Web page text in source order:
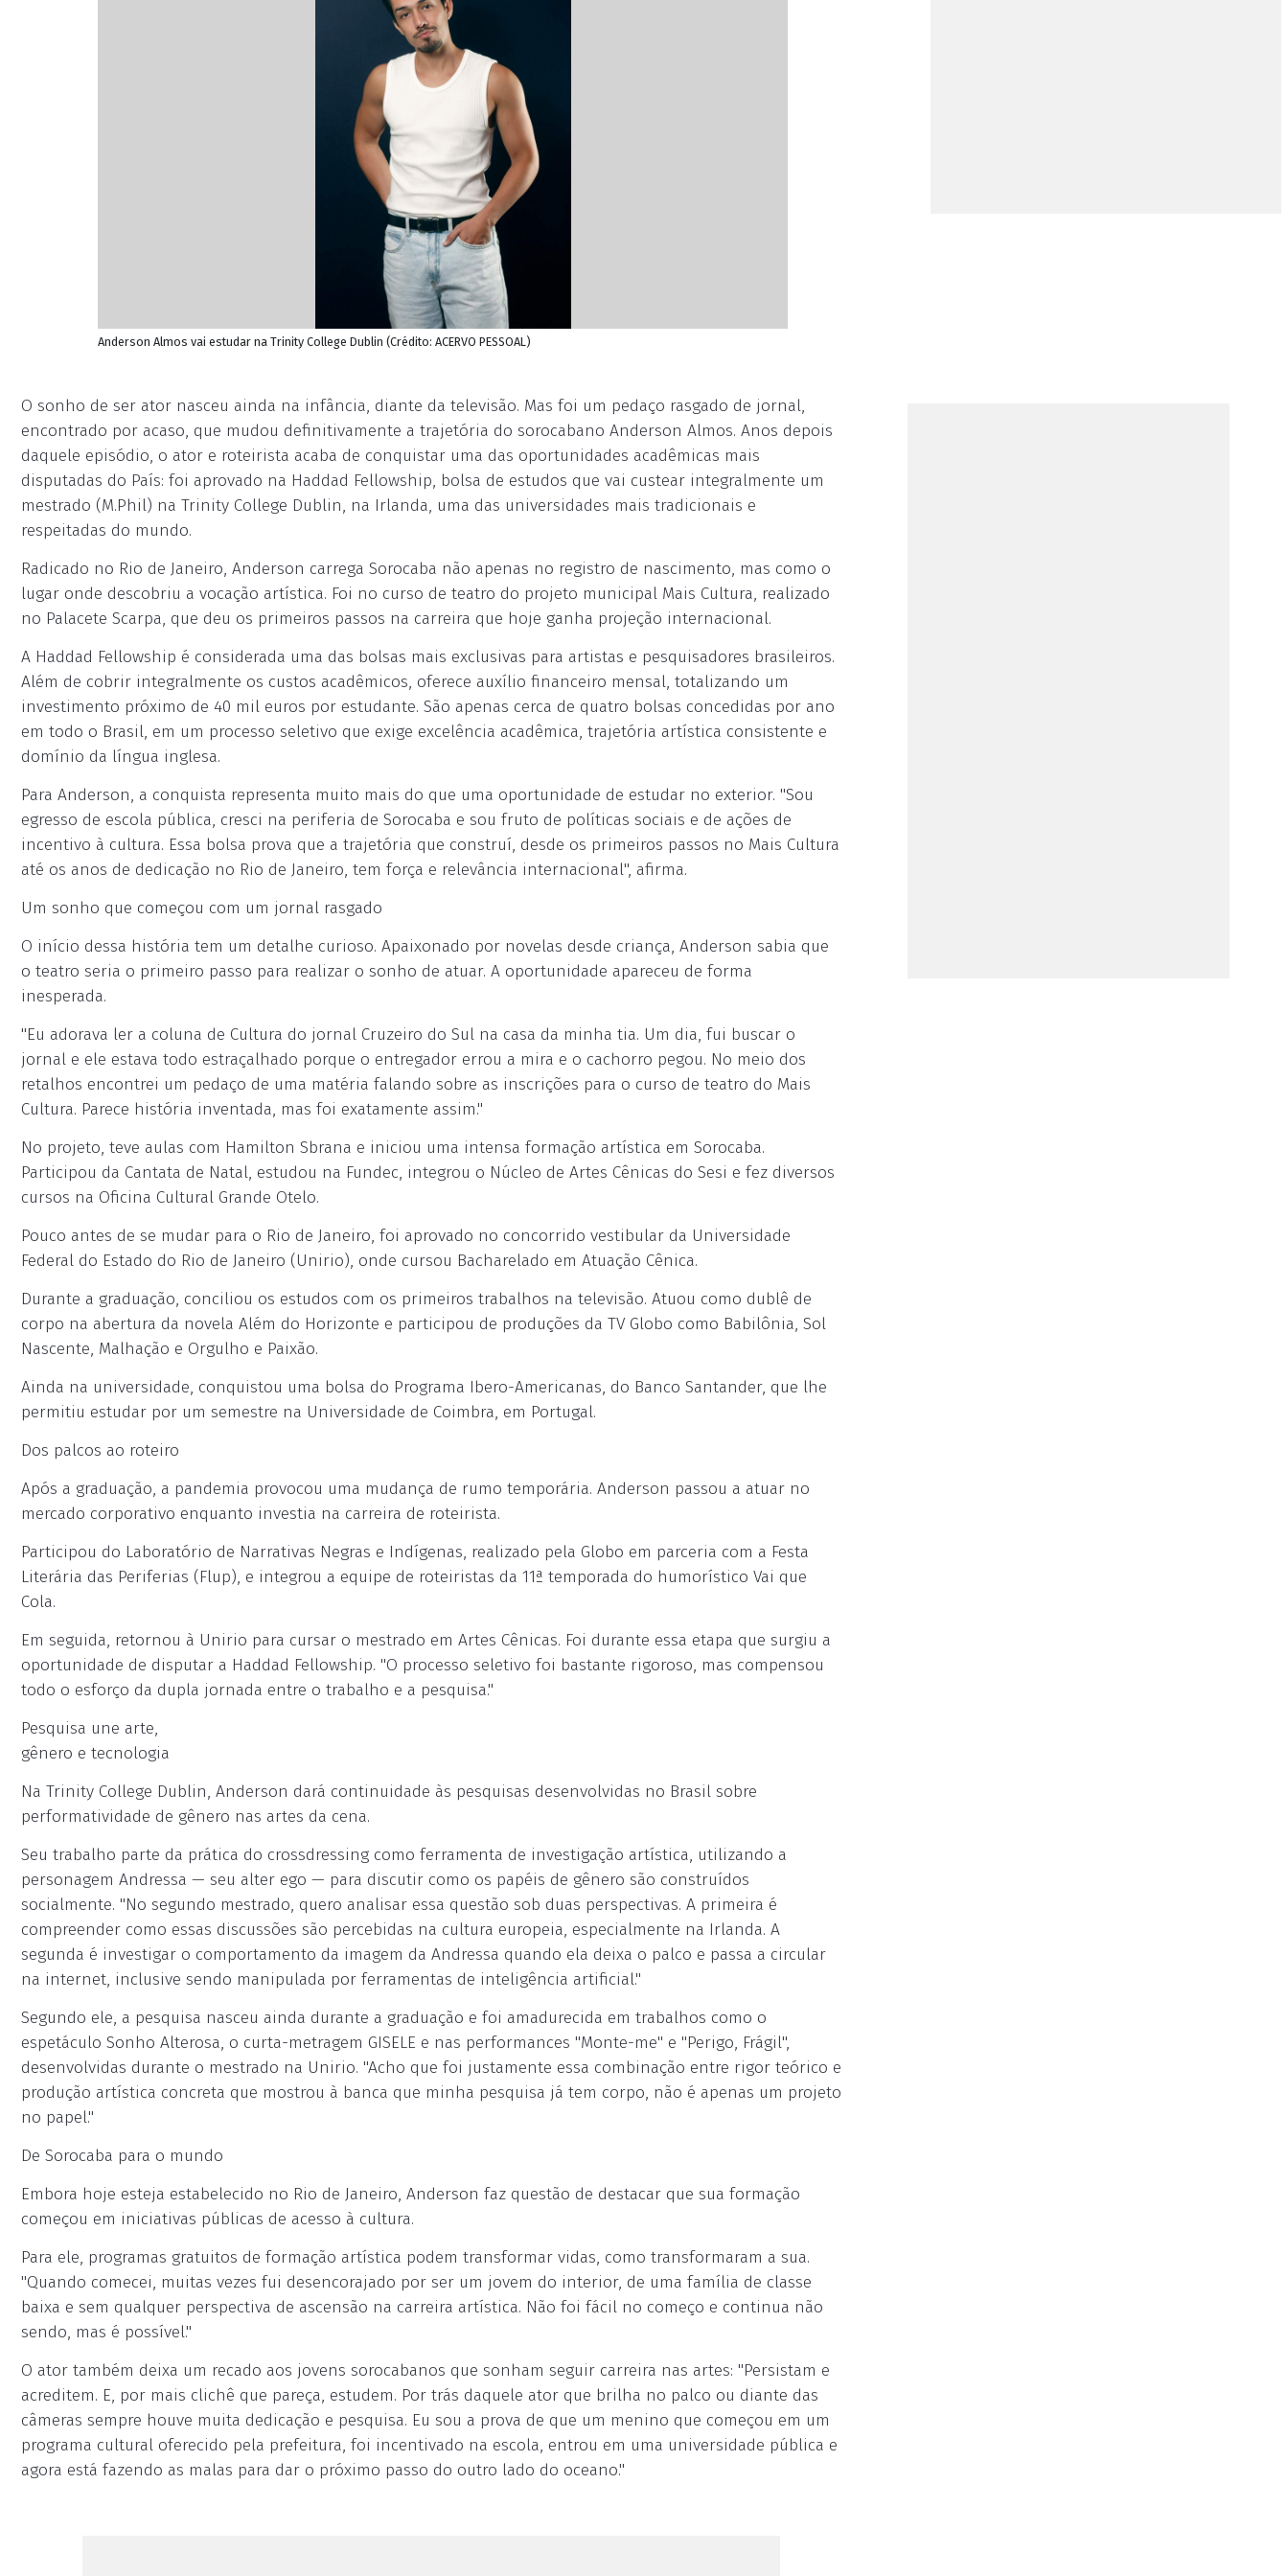
Anderson Almos vai estudar na Trinity College Dublin (Crédito: ACERVO PESSOAL)
O sonho de ser ator nasceu ainda na infância, diante da televisão. Mas foi um pedaço rasgado de jornal,
encontrado por acaso, que mudou definitivamente a trajetória do sorocabano Anderson Almos. Anos depois
daquele episódio, o ator e roteirista acaba de conquistar uma das oportunidades acadêmicas mais
disputadas do País: foi aprovado na Haddad Fellowship, bolsa de estudos que vai custear integralmente um
mestrado (M.Phil) na Trinity College Dublin, na Irlanda, uma das universidades mais tradicionais e
respeitadas do mundo.
Radicado no Rio de Janeiro, Anderson carrega Sorocaba não apenas no registro de nascimento, mas como o
lugar onde descobriu a vocação artística. Foi no curso de teatro do projeto municipal Mais Cultura, realizado
no Palacete Scarpa, que deu os primeiros passos na carreira que hoje ganha projeção internacional.
A Haddad Fellowship é considerada uma das bolsas mais exclusivas para artistas e pesquisadores brasileiros.
Além de cobrir integralmente os custos acadêmicos, oferece auxílio financeiro mensal, totalizando um
investimento próximo de 40 mil euros por estudante. São apenas cerca de quatro bolsas concedidas por ano
em todo o Brasil, em um processo seletivo que exige excelência acadêmica, trajetória artística consistente e
domínio da língua inglesa.
Para Anderson, a conquista representa muito mais do que uma oportunidade de estudar no exterior. "Sou
egresso de escola pública, cresci na periferia de Sorocaba e sou fruto de políticas sociais e de ações de
incentivo à cultura. Essa bolsa prova que a trajetória que construí, desde os primeiros passos no Mais Cultura
até os anos de dedicação no Rio de Janeiro, tem força e relevância internacional", afirma.
Um sonho que começou com um jornal rasgado
O início dessa história tem um detalhe curioso. Apaixonado por novelas desde criança, Anderson sabia que
o teatro seria o primeiro passo para realizar o sonho de atuar. A oportunidade apareceu de forma
inesperada.
"Eu adorava ler a coluna de Cultura do jornal Cruzeiro do Sul na casa da minha tia. Um dia, fui buscar o
jornal e ele estava todo estraçalhado porque o entregador errou a mira e o cachorro pegou. No meio dos
retalhos encontrei um pedaço de uma matéria falando sobre as inscrições para o curso de teatro do Mais
Cultura. Parece história inventada, mas foi exatamente assim."
No projeto, teve aulas com Hamilton Sbrana e iniciou uma intensa formação artística em Sorocaba.
Participou da Cantata de Natal, estudou na Fundec, integrou o Núcleo de Artes Cênicas do Sesi e fez diversos
cursos na Oficina Cultural Grande Otelo.
Pouco antes de se mudar para o Rio de Janeiro, foi aprovado no concorrido vestibular da Universidade
Federal do Estado do Rio de Janeiro (Unirio), onde cursou Bacharelado em Atuação Cênica.
Durante a graduação, conciliou os estudos com os primeiros trabalhos na televisão. Atuou como dublê de
corpo na abertura da novela Além do Horizonte e participou de produções da TV Globo como Babilônia, Sol
Nascente, Malhação e Orgulho e Paixão.
Ainda na universidade, conquistou uma bolsa do Programa Ibero-Americanas, do Banco Santander, que lhe
permitiu estudar por um semestre na Universidade de Coimbra, em Portugal.
Dos palcos ao roteiro
Após a graduação, a pandemia provocou uma mudança de rumo temporária. Anderson passou a atuar no
mercado corporativo enquanto investia na carreira de roteirista.
Participou do Laboratório de Narrativas Negras e Indígenas, realizado pela Globo em parceria com a Festa
Literária das Periferias (Flup), e integrou a equipe de roteiristas da 11ª temporada do humorístico Vai que
Cola.
Em seguida, retornou à Unirio para cursar o mestrado em Artes Cênicas. Foi durante essa etapa que surgiu a
oportunidade de disputar a Haddad Fellowship. "O processo seletivo foi bastante rigoroso, mas compensou
todo o esforço da dupla jornada entre o trabalho e a pesquisa."
Pesquisa une arte,
gênero e tecnologia
Na Trinity College Dublin, Anderson dará continuidade às pesquisas desenvolvidas no Brasil sobre
performatividade de gênero nas artes da cena.
Seu trabalho parte da prática do crossdressing como ferramenta de investigação artística, utilizando a
personagem Andressa — seu alter ego — para discutir como os papéis de gênero são construídos
socialmente. "No segundo mestrado, quero analisar essa questão sob duas perspectivas. A primeira é
compreender como essas discussões são percebidas na cultura europeia, especialmente na Irlanda. A
segunda é investigar o comportamento da imagem da Andressa quando ela deixa o palco e passa a circular
na internet, inclusive sendo manipulada por ferramentas de inteligência artificial."
Segundo ele, a pesquisa nasceu ainda durante a graduação e foi amadurecida em trabalhos como o
espetáculo Sonho Alterosa, o curta-metragem GISELE e nas performances "Monte-me" e "Perigo, Frágil",
desenvolvidas durante o mestrado na Unirio. "Acho que foi justamente essa combinação entre rigor teórico e
produção artística concreta que mostrou à banca que minha pesquisa já tem corpo, não é apenas um projeto
no papel."
De Sorocaba para o mundo
Embora hoje esteja estabelecido no Rio de Janeiro, Anderson faz questão de destacar que sua formação
começou em iniciativas públicas de acesso à cultura.
Para ele, programas gratuitos de formação artística podem transformar vidas, como transformaram a sua.
"Quando comecei, muitas vezes fui desencorajado por ser um jovem do interior, de uma família de classe
baixa e sem qualquer perspectiva de ascensão na carreira artística. Não foi fácil no começo e continua não
sendo, mas é possível."
O ator também deixa um recado aos jovens sorocabanos que sonham seguir carreira nas artes: "Persistam e
acreditem. E, por mais clichê que pareça, estudem. Por trás daquele ator que brilha no palco ou diante das
câmeras sempre houve muita dedicação e pesquisa. Eu sou a prova de que um menino que começou em um
programa cultural oferecido pela prefeitura, foi incentivado na escola, entrou em uma universidade pública e
agora está fazendo as malas para dar o próximo passo do outro lado do oceano."